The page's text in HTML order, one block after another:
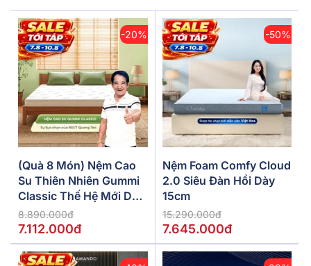
-20%
(Quà 8 Món) Nệm Cao
Su Thiên Nhiên Gummi
Classic Thế Hệ Mới Dày
5/10/15cm
8.890.000đ
7.112.000đ
-50%
Nệm Foam Comfy Cloud
2.0 Siêu Đàn Hồi Dày
15cm
15.290.000đ
7.645.000đ